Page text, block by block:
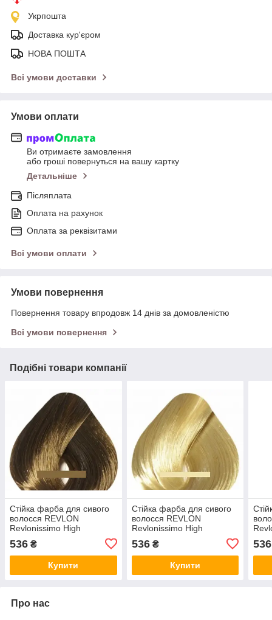
Укрпошта
Доставка кур'єром
НОВА ПОШТА
Всі умови доставки
Умови оплати
Ви отримаєте замовлення
або гроші повернуться на вашу картку
Детальніше
Післяплата
Оплата на рахунок
Оплата за реквізитами
Всі умови оплати
Умови повернення
Повернення товару впродовж 14 днів за домовленістю
Всі умови повернення
Подібні товари компанії
Стійка фарба для сивого
волосся REVLON
Revlonissimo High
Темний блондин
536 ₴
Купити
Стійка фарба для сивого
волосся REVLON
Revlonissimo High
Coverage 60 мл 9 — Дуже
світлий блондин
536₴
Купити
536
Про нас